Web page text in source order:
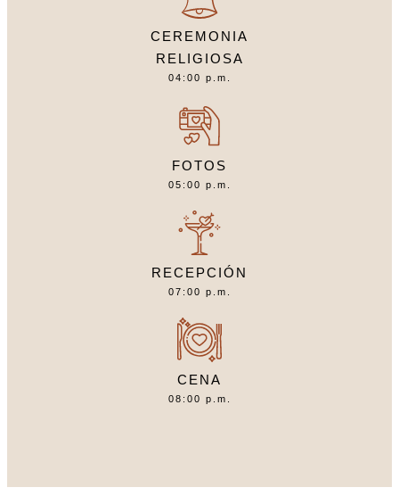
CEREMONIA
RELIGIOSA
04:00 p.m.
FOTOS
05:00 p.m.
RECEPCIÓN
07:00 p.m.
CENA
08:00 p.m.